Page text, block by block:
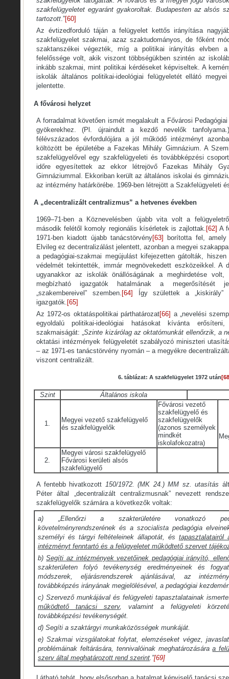
szakfelügyeletet egyaránt gyakoroltak. Budapesten az alsós
tartozott.”[60]
Az évtizedforduló táján a felügyelet kettős irányítása
szakfelügyelet szakmai, azaz szaktudományos, de főként
szaktanszékei végezték, míg a politikai irányítás elvben a
felelőssége volt, akik viszont többségükben szintén az
inkább szakmai, mint politikai kérdéseket képviseltek. A
iskolák általános politikai-ideológiai felügyeletét ellátó
jelentette.
A fővárosi helyzet
A forradalmat követően ismét megalakult a Fővárosi
gyökerekhez. (Pl. újraindult a kezdő nevelők
félévszázados évfordulójára a jól működő intézményt
költözött be épületébe a Fazekas Mihály Gimnázium. A
szakfelügyelővel egy szakfelügyeleti és továbbképzési
időre egyesítettek az ekkor létrejövő Fazekas Mihály
Gimnáziummal. Ekkoriban került az általános iskolai és
az intézmény határkörébe. 1969-ben létrejött a Szakfelügyeleti
A „decentralizált centralizmus” a hetvenes években
1969–71-ben a Köznevelésben újabb vita volt a
második felétől komoly regionális kísérletek is zajlottak. [62] A
1971-ben kiadott újabb tanácstörvény[63]
borította fel, amely
Elvileg ez decentralizálást jelentett, azonban a megyei
a pedagógiai-szakmai megújulást kifejezetten gátolták,
védelmét tekintették, immár megnövekedett eszközeikkel. A
ugyanakkor az iskolák önállóságának a meghirdetése volt,
megbízható igazgatók hatalmának a megerősítését
„szakembereivel” szemben. [64]
Így születtek a „kiskirály”
igazgatók. [65]
Az 1972-os oktatáspolitikai párthatározat[66] a „nevelési
egyoldalú politikai-ideológiai hatásokat kívánta
szakmaiságát: „Szinte kizárólag az oktatómunkát ellenőrzik, a
oktatási intézmények felügyeletét szabályozó miniszteri
– az 1971-es tanácstörvény nyomán – a megyékre
viszont centralizált.
6. táblázat: A szakfelügyelet 1972 után
Szint Általános iskola
1.
Megyei vezető szakfelügyelő
és szakfelügyelők
Fővárosi vezető
szakfelügyelő és
szakfelügyelők
(azonos személyek
mindkét
iskolafokozatra)
2.
Megyei városi szakfelügyelő
Fővárosi kerületi alsós
szakfelügyelő
A fentebb hivatkozott 150/1972. (MK 24.) MM sz. utasítás
Péter által „decentralizált centralizmusnak” nevezett
szakfelügyelők számára a következők voltak:
a) „Ellenőrzi a szakterületére vonatkozó
követelményrendszerének és a szocialista pedagógia
személyi és tárgyi feltételeinek állapotát, és tapasztalatairól
intézményt fenntartó és a felügyeletet működtető szervet
b)Segíti az intézmények vezetőinek pedagógiai irányító,
szakterületen folyó tevékenység eredményeinek és
módszerek, eljárásrendszerek ajánlásával, az
továbbképzés irányának megjelölésével, a pedagógiai
c) Szervező munkájával és felügyeleti tapasztalatainak
működtető tanácsi szerv, valamint a felügyeleti
továbbképzési tevékenységét.
d) Segíti a szaktárgyi munkaközösségek munkáját.
e)Szakmai vizsgálatokat folytat, elemzéseket végez,
problémáinak feltárására, tennivalóinak meghatározásáraa
szerv által meghatározott rend szerint.”[69]